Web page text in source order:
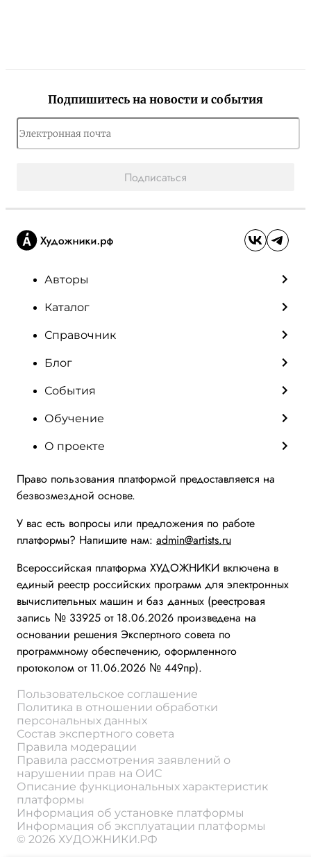
Подпишитесь на новости и события
Подписаться
Авторы
Каталог
Справочник
Блог
События
Обучение
О проекте
Право пользования платформой предоставляется на
безвозмездной основе.
У вас есть вопросы или предложения по работе
платформы? Напишите нам: admin@artists.ru
Всероссийская платформа ХУДОЖНИКИ включена в
единый реестр российских программ для электронных
вычислительных машин и баз данных (реестровая
запись № 33925 от 18.06.2026 произведена на
основании решения Экспертного совета по
программному обеспечению, оформленного
протоколом от 11.06.2026 № 449пр).
Пользовательское соглашение
Политика в отношении обработки
персональных данных
Состав экспертного совета
Правила модерации
Правила рассмотрения заявлений о
нарушении прав на ОИС
Описание функциональных характеристик
платформы
Информация об установке платформы
Информация об эксплуатации платформы
© 2026 ХУДОЖНИКИ.РФ